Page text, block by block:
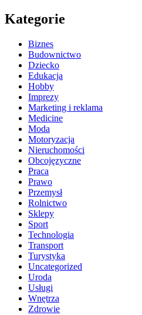
Kategorie
Biznes
Budownictwo
Dziecko
Edukacja
Hobby
Imprezy
Marketing i reklama
Medicine
Moda
Motoryzacja
Nieruchomości
Obcojęzyczne
Praca
Prawo
Przemysł
Rolnictwo
Sklepy
Sport
Technologia
Transport
Turystyka
Uncategorized
Uroda
Usługi
Wnętrza
Zdrowie